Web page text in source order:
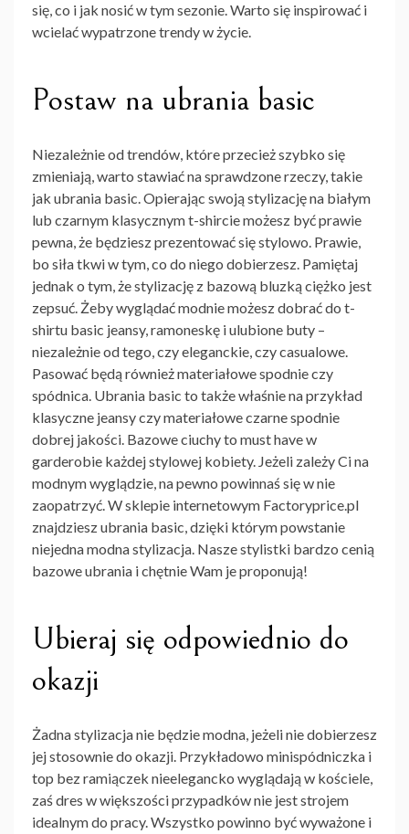
się, co i jak nosić w tym sezonie. Warto się inspirować i
wcielać wypatrzone trendy w życie.
Postaw na ubrania basic
Niezależnie od trendów, które przecież szybko się
zmieniają, warto stawiać na sprawdzone rzeczy, takie
jak ubrania basic. Opierając swoją stylizację na białym
lub czarnym klasycznym t-shircie możesz być prawie
pewna, że będziesz prezentować się stylowo. Prawie,
bo siła tkwi w tym, co do niego dobierzesz. Pamiętaj
jednak o tym, że stylizację z bazową bluzką ciężko jest
zepsuć. Żeby wyglądać modnie możesz dobrać do t-
shirtu basic jeansy, ramoneskę i ulubione buty –
niezależnie od tego, czy eleganckie, czy casualowe.
Pasować będą również materiałowe spodnie czy
spódnica. Ubrania basic to także właśnie na przykład
klasyczne jeansy czy materiałowe czarne spodnie
dobrej jakości. Bazowe ciuchy to must have w
garderobie każdej stylowej kobiety. Jeżeli zależy Ci na
modnym wyglądzie, na pewno powinnaś się w nie
zaopatrzyć. W sklepie internetowym Factoryprice.pl
znajdziesz ubrania basic, dzięki którym powstanie
niejednamodna stylizacja. Nasze stylistki bardzo cenią
bazowe ubrania i chętnie Wam je proponują!
Ubieraj się odpowiednio do
okazji
Żadna stylizacja nie będzie modna, jeżeli nie dobierzesz
jej stosownie do okazji. Przykładowo minispódniczka i
top bez ramiączek nieelegancko wyglądają w kościele,
zaś dres w większości przypadków nie jest strojem
idealnym do pracy. Wszystko powinno być wyważone i